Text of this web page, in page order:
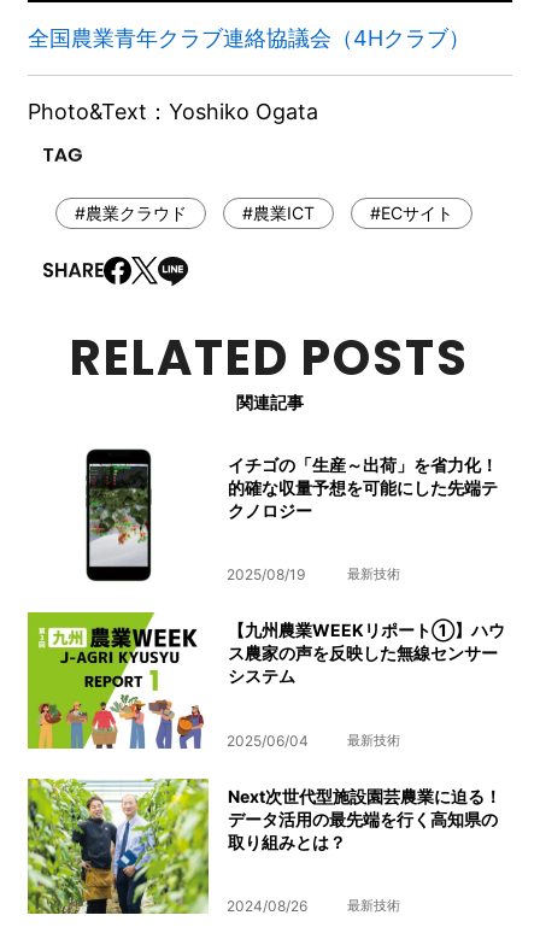
全国農業青年クラブ連絡協議会（4Hクラブ）
Photo&Text：Yoshiko Ogata
#農業クラウド #農業ICT #ECサイト
RELATED POSTS
関連記事
イチゴの「生産～出荷」を省力化！
的確な収量予想を可能にした先端テ
クノロジー
2025/08/19 最新技術
【九州農業WEEKリポート①】ハウ
ス農家の声を反映した無線センサー
システム
2025/06/04 最新技術
Next次世代型施設園芸農業に迫る！
データ活用の最先端を行く高知県の
取り組みとは？
2024/08/26 最新技術